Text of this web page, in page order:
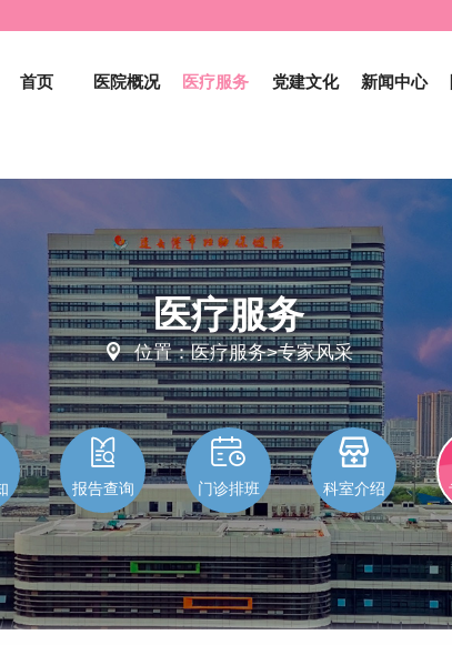
首页 医院概况 医疗服务 党建文化 新闻中心
医疗服务
 位置：医疗服务>专家风采

报告查询

门诊排班

科室介绍